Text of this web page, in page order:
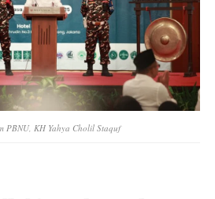
PBNU, KH Yahya Cholil Staquf